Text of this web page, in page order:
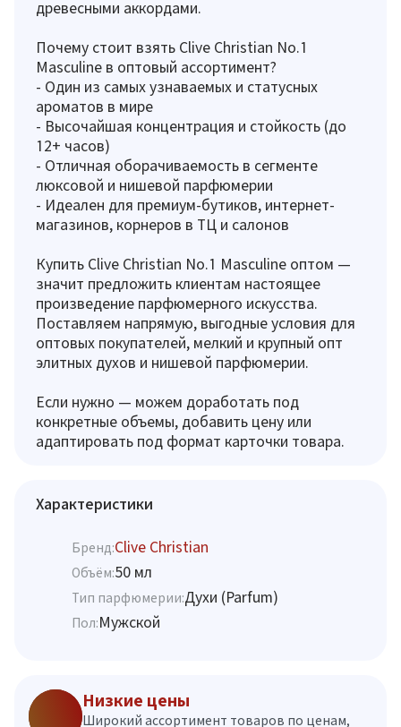
древесными аккордами.
Почему стоит взять Clive Christian No.1
Masculine в оптовый ассортимент?
- Один из самых узнаваемых и статусных
ароматов в мире
- Высочайшая концентрация и стойкость (до
12+ часов)
- Отличная оборачиваемость в сегменте
люксовой и нишевой парфюмерии
- Идеален для премиум-бутиков, интернет-
магазинов, корнеров в ТЦ и салонов
Купить Clive Christian No.1 Masculine оптом —
значит предложить клиентам настоящее
произведение парфюмерного искусства.
Поставляем напрямую, выгодные условия для
оптовых покупателей, мелкий и крупный опт
элитных духов и нишевой парфюмерии.
Если нужно — можем доработать под
конкретные объемы, добавить цену или
адаптировать под формат карточки товара.
Характеристики
Бренд:Clive Christian
Объём:50 мл
Тип парфюмерии:Духи (Parfum)
Пол:Мужской
Низкие цены
Широкий ассортимент товаров по ценам,